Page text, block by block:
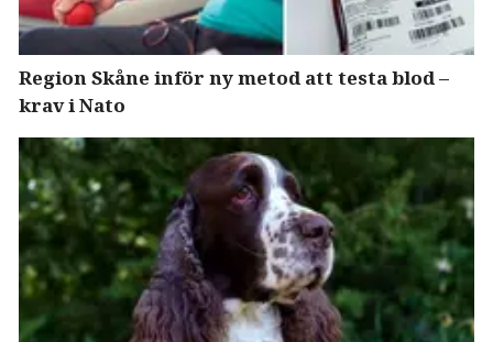
Region Skåne inför ny metod att testa blod –
krav i Nato